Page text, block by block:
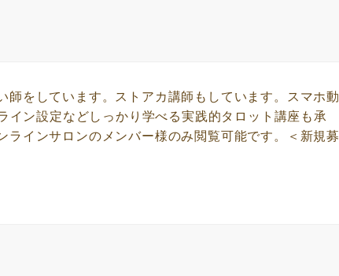
師をしています。ストアカ講師もしています。スマホ動
イン設定などしっかり学べる実践的タロット講座も承
ラインサロンのメンバー様のみ閲覧可能です。＜新規募